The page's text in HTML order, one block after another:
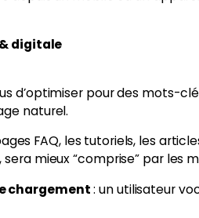
digitale
d’optimiser pour des mots-
naturel.
FAQ, les tutoriels, les
mieux “comprise” par les
chargement: un utilisateur